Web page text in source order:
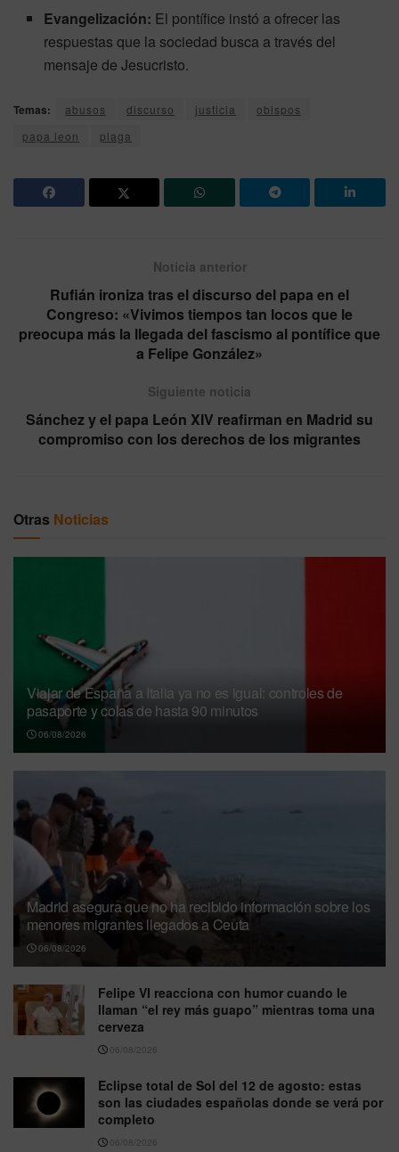
Evangelización: El pontífice instó a ofrecer las
respuestas que la sociedad busca a través del
mensaje de Jesucristo.
Temas: abusos discurso justicia
obispos
papa leon
plaga
Noticia anterior
Rufián ironiza tras el discurso del papa en el
Congreso: «Vivimos tiempos tan locos que le
preocupa más la llegada del fascismo al pontífice que
a Felipe González»
Siguiente noticia
Sánchez y el papa León XIV reafirman en Madrid su
compromiso con los derechos de los migrantes
Otras Noticias
Viajar de España a Italia ya no es igual: controles de
pasaporte y colas de hasta 90 minutos
06/08/2026
Madrid asegura que no ha recibido información sobre los
menores migrantes llegados a Ceuta
06/08/2026
Felipe VI reacciona con humor cuando le
llaman “el rey más guapo” mientras toma una
cerveza
06/08/2026
Eclipse total de Sol del 12 de agosto: estas
son las ciudades españolas donde se verá por
completo
06/08/2026